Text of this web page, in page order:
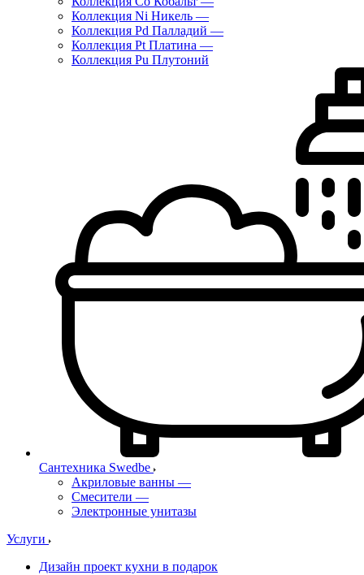
Коллекция Ni Никель —
Коллекция Pd Палладий —
Коллекция Pt Платина —
Коллекция Pu Плутоний
Сантехника Swedbe
Акриловые ванны —
Смесители —
Электронные унитазы
Услуги
Дизайн проект кухни в подарок